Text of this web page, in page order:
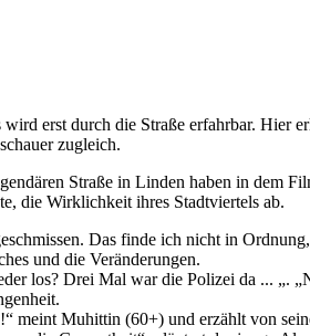
erst durch die Straße erfahrbar. Hier
zugleich.
Straße in Linden haben in dem
die Wirklichkeit ihres Stadtviertels ab.
Das finde ich nicht in
und die Veränderungen.
los? Drei Mal war die Polizei da ... „.
meint Muhittin (60+) und erzählt von